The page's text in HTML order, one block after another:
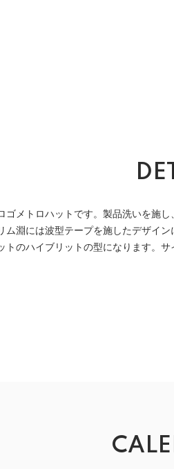
ゴメトロハットです。製品洗いを施
ム淵には波型テープを施したデザイ
トのハイブリットの型になります。